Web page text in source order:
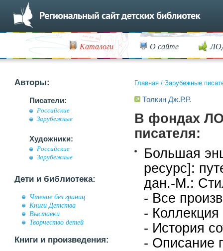
Каталоги О сайте
Авторы:
Писатели:
Российские
Зарубежные
Художники:
Российские
Зарубежные
Дети и библиотека:
Чтение без границ
Книги Детства
Выставки
Творчество детей
Книги и произведения:
Главная / Зарубежные
Толкин Дж.Р.Р.
В фондах
писателя:
Большая
ресурс]:
дан.-М.:
- Все
-
- История
- Описание